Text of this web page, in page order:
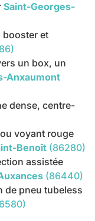
Saint-Georges-
booster et
un box, un
Anxaumont
dense, centre-
voyant rouge
Benoît (86280)
assistée
(86440)
de pneu tubeless